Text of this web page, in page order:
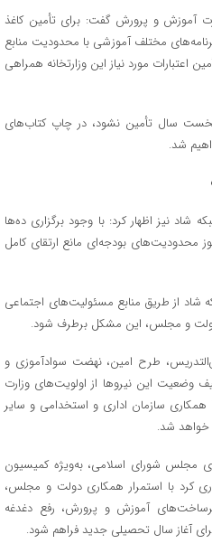
آموزش و پرورش گفت: برای تأمین کاغذ
مختلف آموزشی با محدودیت منابع
اعتبارات مورد نیاز این وزارتخانه همراهی
نخست سال تأمین نشود، در چاپ کتاب‌های
شد.
نیز اظهار کرد: با وجود برگزاری ده‌ها
محدودیت‌های بودجه‌ای مانع ارتقای کامل
از طریق منابع مسئولیت‌های اجتماعی
و مجلس، این مشکل برطرف شود.
طرح امین، نهضت سوادآموزی و
وضعیت این نیروها از اولویت‌های وزارت
سازمان اداری و استخدامی و سایر
خواهد شد.
مجلس شورای اسلامی، به‌ویژه کمیسیون
کرد با استمرار همکاری دولت و مجلس،
آموزش و پرورش، رفع دغدغه
آغاز سال تحصیلی جدید فراهم شود.